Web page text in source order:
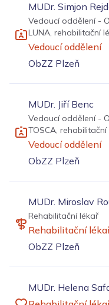
MUDr. Simjon
Vedoucí oddělení -
LUNA, rehabilitační
Vedoucí oddělení
ObZZ Plzeň
MUDr. Jiří Benc
Vedoucí oddělení -
TOSCA,
Vedoucí oddělení
ObZZ Plzeň
MUDr. Miroslav
Rehabilitační lékař
Rehabilitační
ObZZ Plzeň
MUDr. Helena